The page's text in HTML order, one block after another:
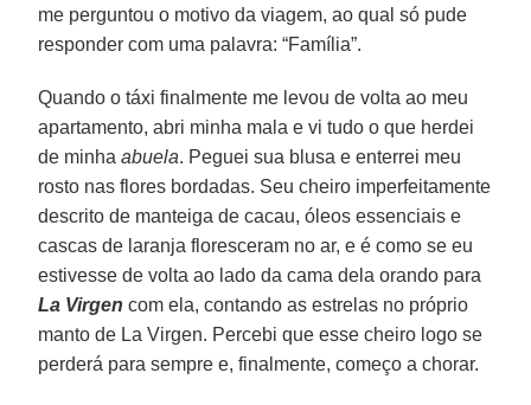
me perguntou o motivo da viagem, ao qual só pude
responder com uma palavra: “Família”.
Quando o táxi finalmente me levou de volta ao meu
apartamento, abri minha mala e vi tudo o que herdei
de minhaabuela. Peguei sua blusa e enterrei meu
rosto nas flores bordadas. Seu cheiro imperfeitamente
descrito de manteiga de cacau, óleos essenciais e
cascas de laranja floresceram no ar, e é como se eu
estivesse de volta ao lado da cama dela orando para
La Virgen com ela, contando as estrelas no próprio
manto de La Virgen. Percebi que esse cheiro logo se
perderá para sempre e, finalmente, começo a chorar.